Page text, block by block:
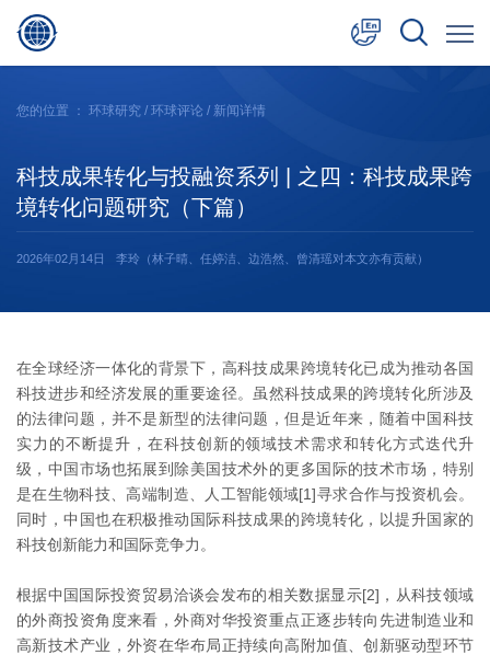
日本語
您的位置 ： 环球研究 / 环球评论 / 新闻详情
科技成果转化与投融资系列 | 之四：科技成果跨
境转化问题研究（下篇）
2026年02月14日 李玲（林子晴、任婷洁、边浩然、曾清瑶对本文亦有贡献）
在全球经济一体化的背景下，高科技成果跨境转化已成为推动各国
科技进步和经济发展的重要途径。虽然科技成果的跨境转化所涉及
的法律问题，并不是新型的法律问题，但是近年来，随着中国科技
实力的不断提升，在科技创新的领域技术需求和转化方式迭代升
级，中国市场也拓展到除美国技术外的更多国际的技术市场，特别
是在生物科技、高端制造、人工智能领域[1]寻求合作与投资机会。
同时，中国也在积极推动国际科技成果的跨境转化，以提升国家的
科技创新能力和国际竞争力。
根据中国国际投资贸易洽谈会发布的相关数据显示[2]，从科技领域
的外商投资角度来看，外商对华投资重点正逐步转向先进制造业和
高新技术产业，外资在华布局正持续向高附加值、创新驱动型环节